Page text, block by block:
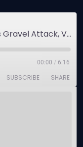
DDR #76 [info] - konkurs Gravel Attack, Varmia Gravel, Bike Expo, Inspire India Ultra Race
00:00 / 6:16
SUBSCRIBE SHARE